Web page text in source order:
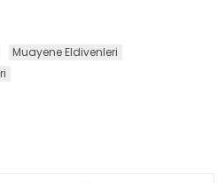
Muayene Eldivenleri